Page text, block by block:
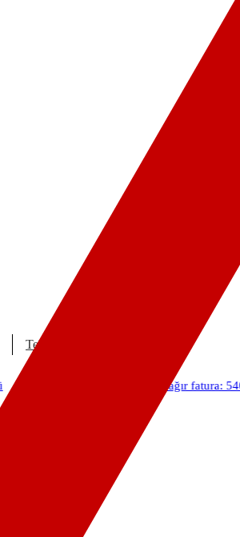
Teknoloji
Video
07:54 Düğün konvoyuna ağır fatura: 540 bin